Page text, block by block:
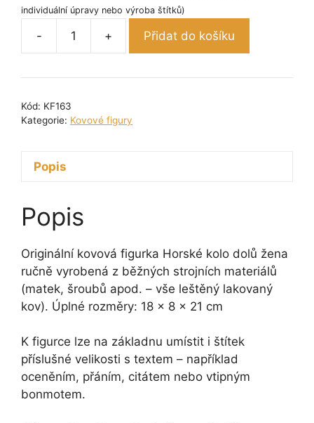
individuální úpravy nebo výroba štítků)
-
Kovová
-
+ Přidat do košíku
Kód: KF163
Kategorie: Kovové figury
Popis
Popis
Originální kovová figurka Horské kolo dolů žena
ručně vyrobená z běžných strojních materiálů
(matek, šroubů apod. – vše leštěný lakovaný
kov). Úplné rozměry: 18 x 8 x 21 cm
K figurce lze na základnu umístit i štítek
příslušné velikosti s textem – například
oceněním, přáním, citátem nebo vtipným
bonmotem.